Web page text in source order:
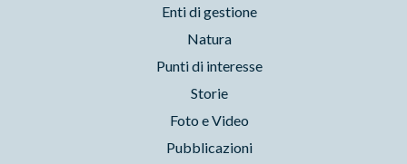
Enti di gestione
Natura
Punti di interesse
Storie
Foto e Video
Pubblicazioni